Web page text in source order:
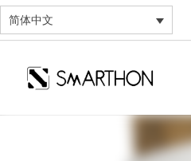
简体中文